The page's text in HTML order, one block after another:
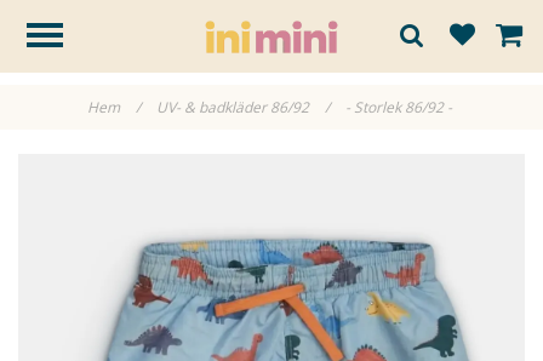
Hem / UV- & badkläder 86/92 / - Storlek 86/92 -